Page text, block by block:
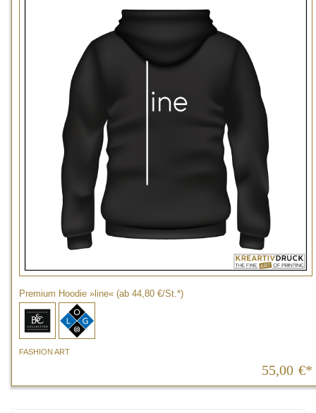
Premium Hoodie »line« (ab 44,80 €/St.*)
FASHION ART
55,00 €*